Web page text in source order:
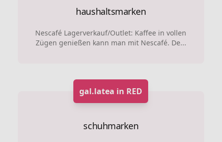
haushaltsmarken
Nescafé Lagerverkauf/Outlet: Kaffee in vollen
Zügen genießen kann man mit Nescafé. De...
gal.latea in RED
schuhmarken